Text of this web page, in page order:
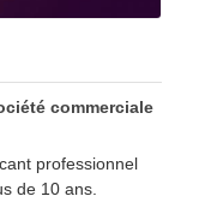
commerciale
professionnel
de 10 ans.